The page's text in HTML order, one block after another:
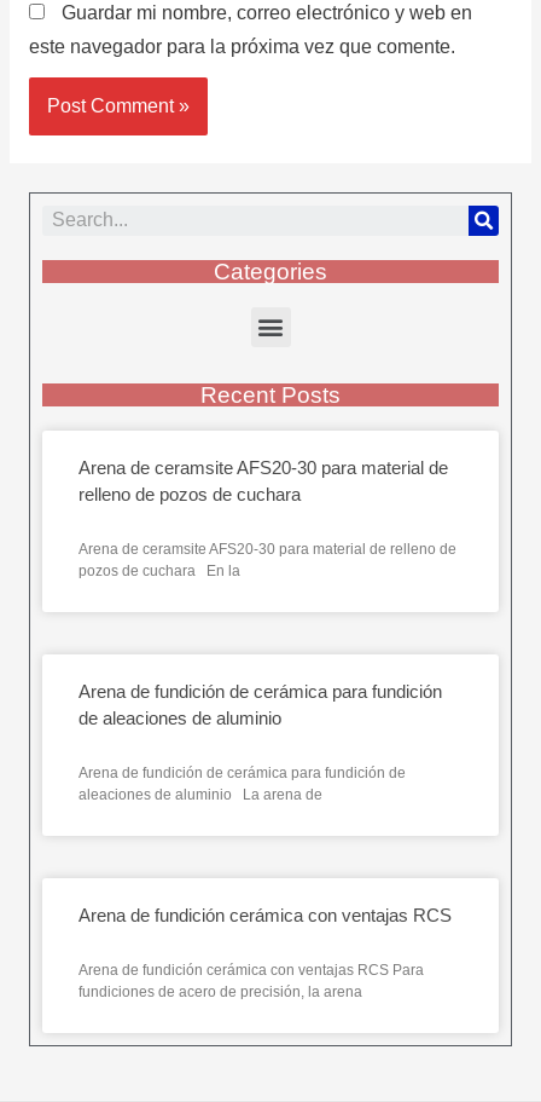
Guardar mi nombre, correo electrónico y web en
este navegador para la próxima vez que comente.
Categories
Recent Posts
Arena de ceramsite AFS20-30 para material de
relleno de pozos de cuchara
Arena de ceramsite AFS20-30 para material de relleno de
pozos de cuchara En la
Arena de fundición de cerámica para fundición
de aleaciones de aluminio
Arena de fundición de cerámica para fundición de
aleaciones de aluminio La arena de
Arena de fundición cerámica con ventajas RCS
Arena de fundición cerámica con ventajas RCS Para
fundiciones de acero de precisión, la arena